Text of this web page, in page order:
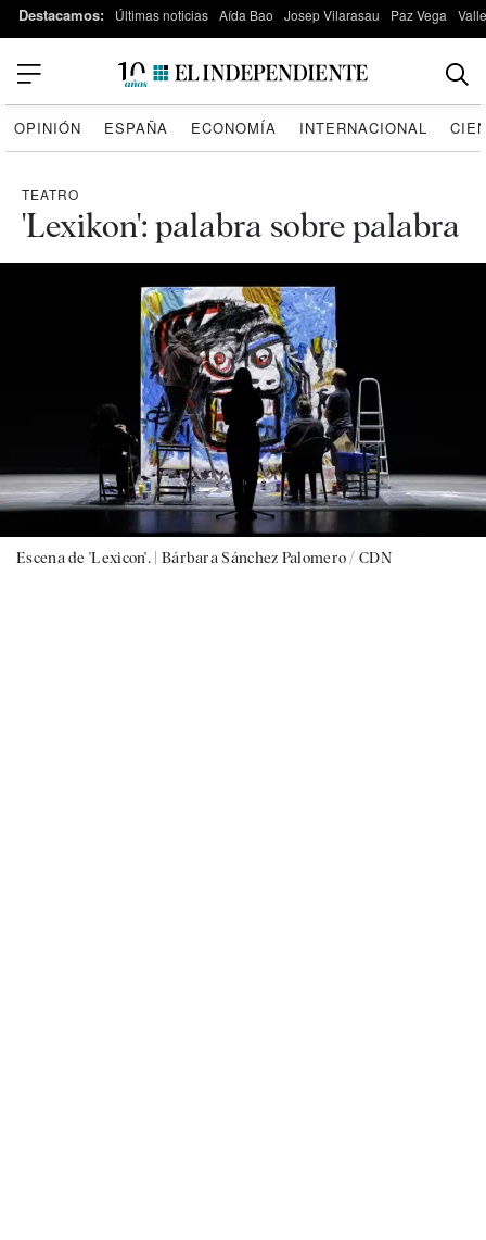
Destacamos: Últimas noticias Aída Bao Josep Vilarasau Paz Vega
OPINIÓN ESPAÑA ECONOMÍA INTERNACIONAL
TEATRO
'Lexikon': palabra sobre palabra
Escena de 'Lexicon'. | Bárbara Sánchez Palomero / CDN